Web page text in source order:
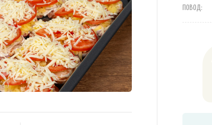
ПОВОД: